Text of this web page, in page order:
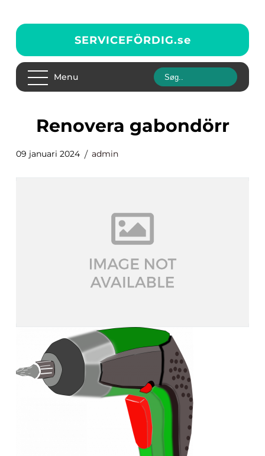
SERVICEFÖRDIG.se
Menu
renovera gabondörr
09 januari 2024 admin